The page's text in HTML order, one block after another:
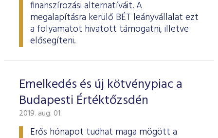
finanszírozási alternatíváit. A
megalapításra kerülő BÉT leányvállalat ezt
a folyamatot hivatott támogatni, illetve
elősegíteni.
Emelkedés és új kötvénypiac a
Budapesti Értéktőzsdén
2019. aug. 01.
Erős hónapot tudhat maga mögött a